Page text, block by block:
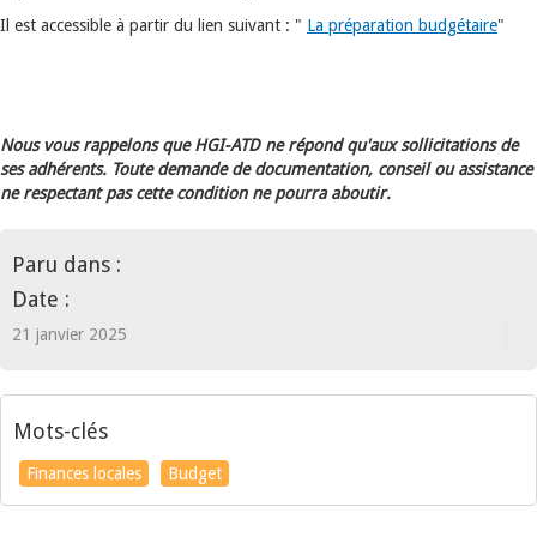
Il est accessible à partir du lien suivant : " La préparation budgétaire"
Nous vous rappelons que HGI-ATD ne répond qu'aux sollicitations de
ses adhérents. Toute demande de documentation, conseil ou assistance
ne respectant pas cette condition ne pourra aboutir.
Paru dans :
Date :
21 janvier 2025
Mots-clés
Finances locales Budget